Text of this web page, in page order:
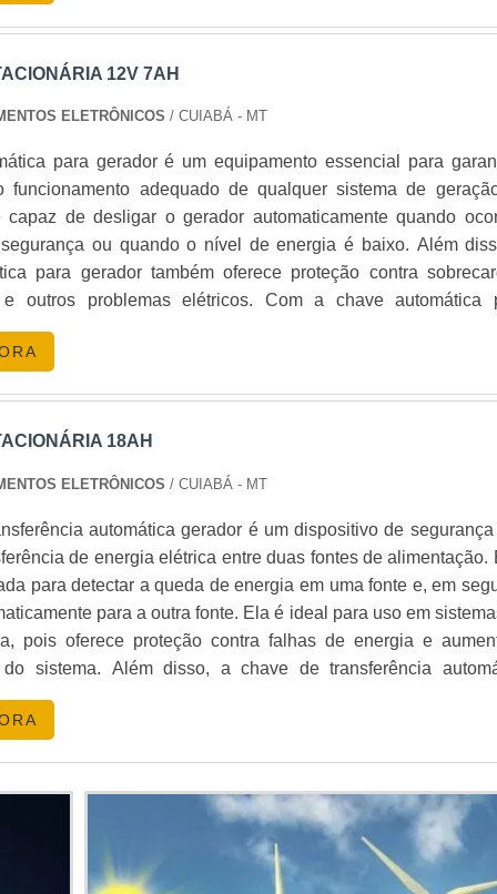
utilizadas em diversas áreas, como:
de televisão)
considerar a capacidade de carga, a resistência
Consulte nosso guia deBateria Estacionária 12v
MODELOS
7Ah, a bateria de 12Ah oferece maior autonomia,
demandam mais energia.
ser feita com cuidado para garantir seu desempenho
possível, contrate um profissional para a instalação.
12V 7AH
ELETRÔNICOS / CUIABÁ - MT
para gerador é um equipamento essencial para
funcionamento adequado de qualquer sistema de
de desligar o gerador automaticamente quando
ou quando o nível de energia é baixo. Além
para gerador também oferece proteção contra
e outros problemas elétricos. Com a chave automática
ter a certeza de que seu sistema de geração de energia
forma segura e eficiente.
18AH
ELETRÔNICOS / CUIABÁ - MT
automática gerador é um dispositivo de
de energia elétrica entre duas fontes de alimentação.
para detectar a queda de energia em uma fonte e, em
para a outra fonte. Ela é ideal para uso em
pois oferece proteção contra falhas de energia e
do sistema. Além disso, a chave de transferência
instalar e manter, tornando-a uma solução ideal para